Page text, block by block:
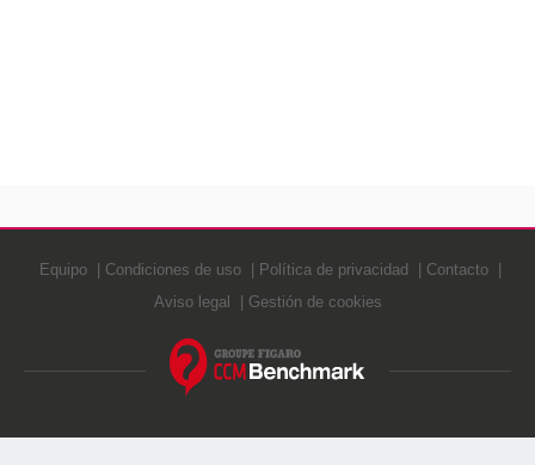
Equipo Condiciones de uso Política de privacidad
Contacto
Aviso legal
Gestión de cookies